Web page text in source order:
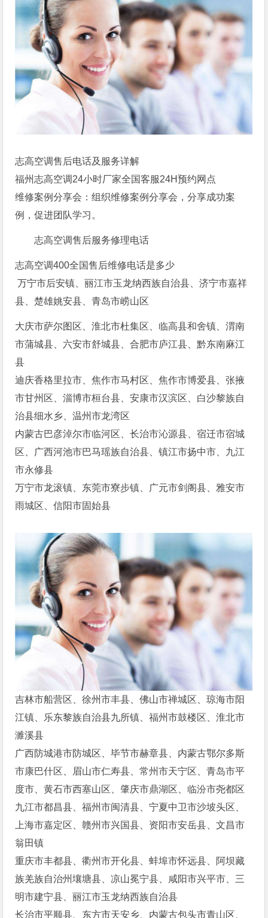
志高空调售后电话及服务详解
福州志高空调24小时厂家全国客服24H预约网点
维修案例分享会：组织维修案例分享会，分享成功案
例，促进团队学习。
志高空调售后服务修理电话
志高空调400全国售后维修电话是多少
万宁市后安镇、丽江市玉龙纳西族自治县、济宁市嘉祥
县、楚雄姚安县、青岛市崂山区
大庆市萨尔图区、淮北市杜集区、临高县和舍镇、渭南
市蒲城县、六安市舒城县、合肥市庐江县、黔东南麻江
县
迪庆香格里拉市、焦作市马村区、焦作市博爱县、张掖
市甘州区、淄博市桓台县、安康市汉滨区、白沙黎族自
治县细水乡、温州市龙湾区
内蒙古巴彦淖尔市临河区、长治市沁源县、宿迁市宿城
区、广西河池市巴马瑶族自治县、镇江市扬中市、九江
市永修县
万宁市龙滚镇、东莞市寮步镇、广元市剑阁县、雅安市
雨城区、信阳市固始县
吉林市船营区、徐州市丰县、佛山市禅城区、琼海市阳
江镇、乐东黎族自治县九所镇、福州市鼓楼区、淮北市
濉溪县
广西防城港市防城区、毕节市赫章县、内蒙古鄂尔多斯
市康巴什区、眉山市仁寿县、常州市天宁区、青岛市平
度市、黄石市西塞山区、肇庆市鼎湖区、临汾市尧都区
九江市都昌县、福州市闽清县、宁夏中卫市沙坡头区、
上海市嘉定区、赣州市兴国县、资阳市安岳县、文昌市
翁田镇
重庆市丰都县、衢州市开化县、蚌埠市怀远县、阿坝藏
族羌族自治州壤塘县、凉山冕宁县、咸阳市兴平市、三
明市建宁县、丽江市玉龙纳西族自治县
长治市平顺县、东方市天安乡、内蒙古包头市青山区、